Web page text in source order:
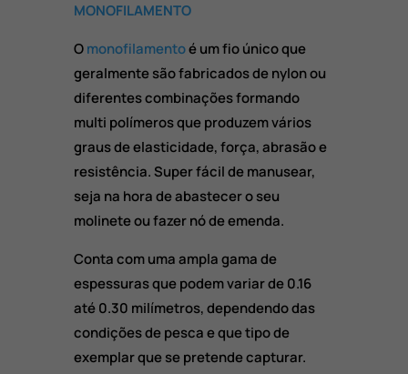
MONOFILAMENTO
Omonofilamentoé um fio único que
geralmente são fabricados de nylon ou
diferentes combinações formando
multi polímeros que produzem vários
graus de elasticidade, força, abrasão e
resistência. Super fácil de manusear,
seja na hora de abastecer o seu
molinete ou fazer nó de emenda.
Conta com uma ampla gama de
espessuras que podem variar de 0.16
até 0.30 milímetros, dependendo das
condições de pesca e que tipo de
exemplar que se pretende capturar.